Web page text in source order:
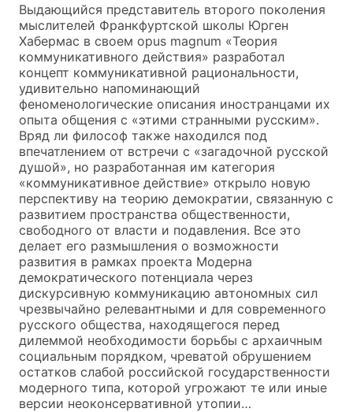
Выдающийся представитель второго поколения
мыслителей Франкфуртской школы Юрген
Хабермас в своем opus magnum «Теория
коммуникативного действия» разработал
концепт коммуникативной рациональности,
удивительно напоминающий
феноменологические описания иностранцами их
опыта общения с «этими странными русским».
Вряд ли философ также находился под
впечатлением от встречи с «загадочной русской
душой», но разработанная им категория
«коммуникативное действие» открыло новую
перспективу на теорию демократии, связанную с
развитием пространства общественности,
свободного от власти и подавления. Все это
делает его размышления о возможности
развития в рамках проекта Модерна
демократического потенциала через
дискурсивную коммуникацию автономных сил
чрезвычайно релевантными и для современного
русского общества, находящегося перед
дилеммой необходимости борьбы с архаичным
социальным порядком, чреватой обрушением
остатков слабой российской государственности
модерного типа, которой угрожают те или иные
версии неоконсервативной утопии…